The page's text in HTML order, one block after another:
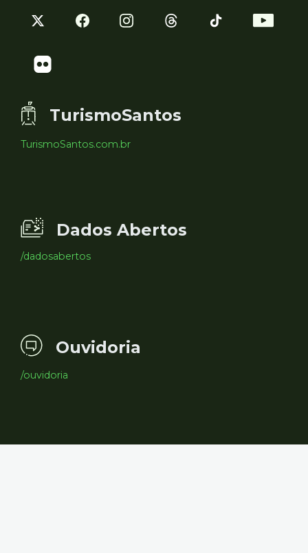
TurismoSantos
TurismoSantos.com.br
Dados Abertos
/dadosabertos
Ouvidoria
/ouvidoria